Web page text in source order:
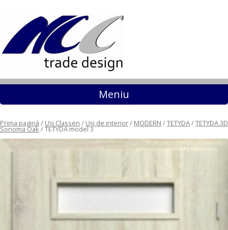
Meniu Sari la conținut
Prima pagină / Uși Classen / Uși de interior/ MODERN /TETYDA/TETYDA 3D
Sonoma Oak/ TETYDA model 3